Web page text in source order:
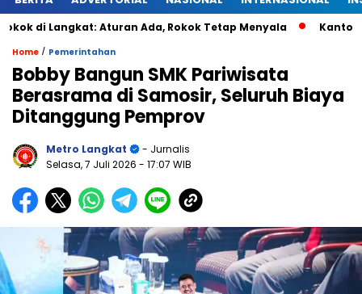
Aturan Ada, Rokok Tetap Menyala Kantongan
Home / Pemerintahan
Bobby Bangun SMK Pariwisata
Berasrama di Samosir, Seluruh Biaya
Ditanggung Pemprov
Metro Langkat
- Jurnalis
Selasa, 7 Juli 2026 - 17:07 WIB